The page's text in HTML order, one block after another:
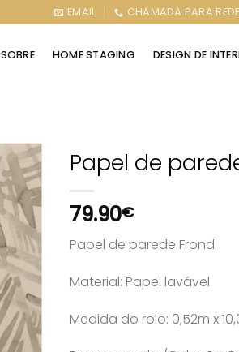
EMAIL CHAMADA PARA
SOBRE HOME STAGING DESIGN DE
Papel de
79.90€
Papel de parede Frond
Material: Papel lavável
Medida do rolo: 0,52m x